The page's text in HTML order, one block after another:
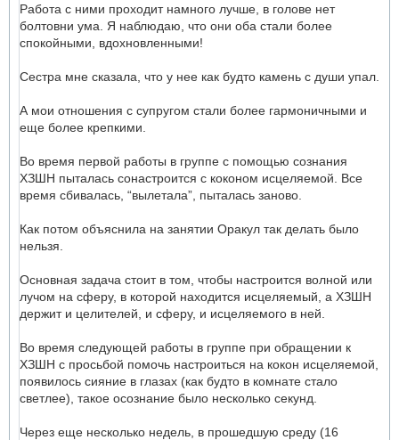
Работа с ними проходит намного лучше, в голове нет
болтовни ума. Я наблюдаю, что они оба стали более
спокойными, вдохновленными!
Сестра мне сказала, что у нее как будто камень с души упал.
А мои отношения с супругом стали более гармоничными и
еще более крепкими.
Во время первой работы в группе с помощью сознания
ХЗШН пыталась сонастроится с коконом исцеляемой. Все
время сбивалась, “вылетала”, пыталась заново.
Как потом объяснила на занятии Оракул так делать было
нельзя.
Основная задача стоит в том, чтобы настроится волной или
лучом на сферу, в которой находится исцеляемый, а ХЗШН
держит и целителей, и сферу, и исцеляемого в ней.
Во время следующей работы в группе при обращении к
ХЗШН с просьбой помочь настроиться на кокон исцеляемой,
появилось сияние в глазах (как будто в комнате стало
светлее), такое осознание было несколько секунд.
Через еще несколько недель, в прошедшую среду (16